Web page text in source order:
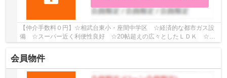
【仲介手数料０円】☆相武台東小・座間中学区 ☆経済的な都市ガス設
備 ☆スーパー近く利便性良好 ☆20帖超えの広々としたＬＤＫ ☆収
会員物件